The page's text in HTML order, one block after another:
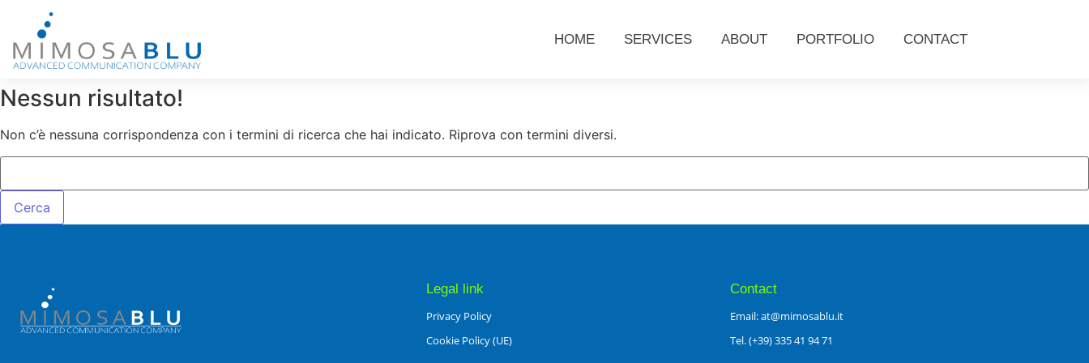
HOME SERVICES ABOUT PORTFOLIO CONTACT
Nessun risultato!
Non c’è nessuna corrispondenza con i termini di ricerca che hai indicato. Riprova con termini diversi.
Legal link
Privacy Policy
Cookie Policy (UE)
Contact
Email: at@mimosablu.it
Tel. (+39) 335 41 94 71